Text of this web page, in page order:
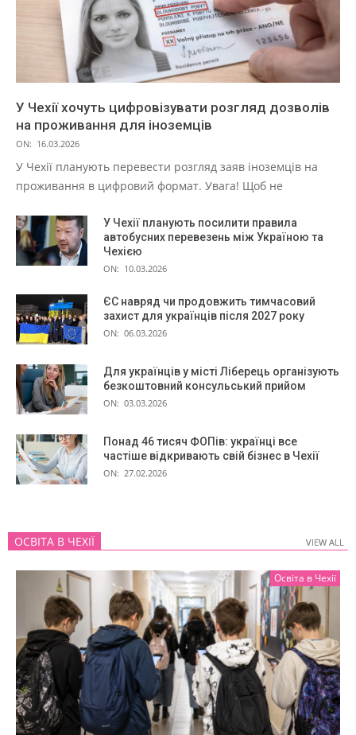
У Чехії хочуть цифровізувати розгляд дозволів
на проживання для іноземців
ON: 16.03.2026
У Чехії планують перевести розгляд заяв іноземців на
проживання в цифровий формат. Увага! Щоб не
У Чехії планують посилити правила
автобусних перевезень між Україною та
Чехією
ON: 10.03.2026
ЄС навряд чи продовжить тимчасовий
захист для українців після 2027 року
ON: 06.03.2026
Для українців у місті Ліберець організують
безкоштовний консульський прийом
ON: 03.03.2026
Понад 46 тисяч ФОПів: українці все
частіше відкривають свій бізнес в Чехії
ON: 27.02.2026
ОСВІТА В ЧЕХІЇ VIEW ALL
Освіта в Чехії
VIEW ALL